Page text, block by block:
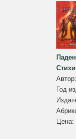
Автор:
Год
Цена: